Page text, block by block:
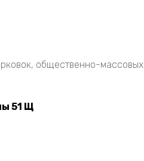
общественно-массовых
51 Щ